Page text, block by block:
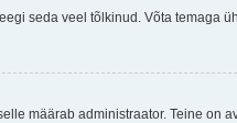
seda veel tõlkinud. Võta temaga
määrab administraator. Teine on